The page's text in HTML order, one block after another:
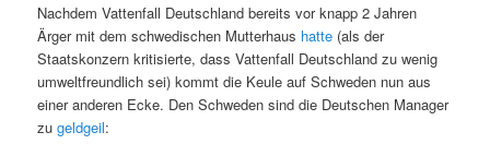
Nachdem Vattenfall Deutschland bereits vor knapp 2 Jahren
Ärger mit dem schwedischen Mutterhaus hatte (als der
Staatskonzern kritisierte, dass Vattenfall Deutschland zu wenig
umweltfreundlich sei) kommt die Keule auf Schweden nun aus
einer anderen Ecke. Den Schweden sind die Deutschen Manager
zugeldgeil: